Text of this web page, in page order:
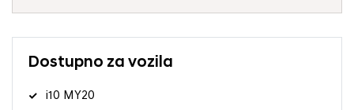
Dostupno za vozila
i10 MY20